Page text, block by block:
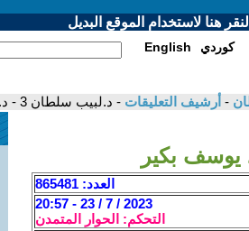
هنا لاستخدام الموقع البديل
English كوردي
- أرشيف التعليقات - د.لبيب سلطان 3 - د. محمود يوسف بكير
العدد: 865481
2023 / 7 / 23 - 20:57
التحكم: الحوار المتمدن